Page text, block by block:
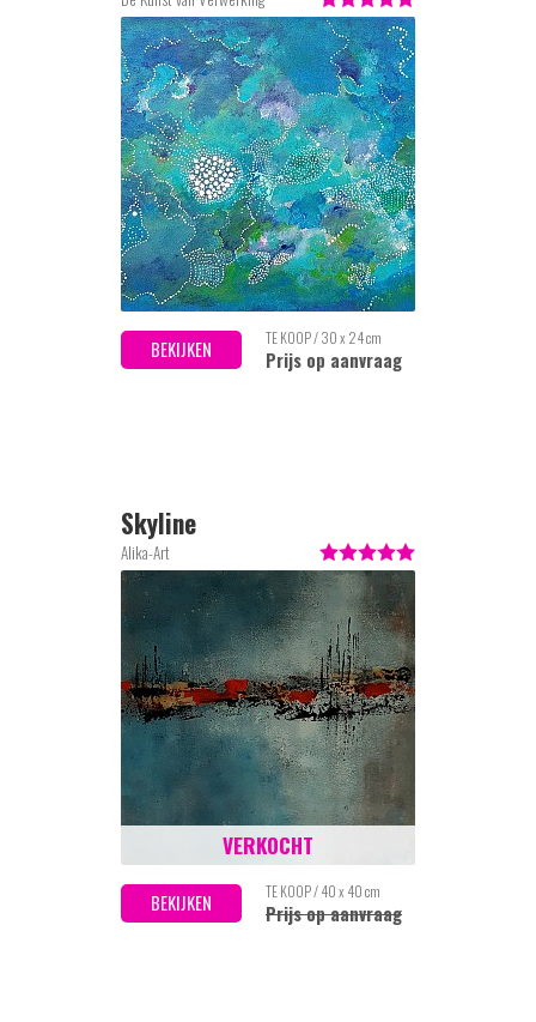
BEKIJKEN TE KOOP / 30 x 24 cm
Prijs op aanvraag
Skyline
Alika-Art
BEKIJKEN TE KOOP / 40 x 40 cm
Prijs op aanvraag
VERKOCHT